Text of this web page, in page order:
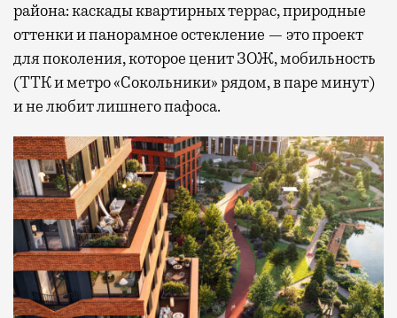
района: каскады квартирных террас, природные
оттенки и панорамное остекление — это проект
для поколения, которое ценит ЗОЖ, мобильность
(ТТК и метро «Сокольники» рядом, в паре минут)
и не любит лишнего пафоса.